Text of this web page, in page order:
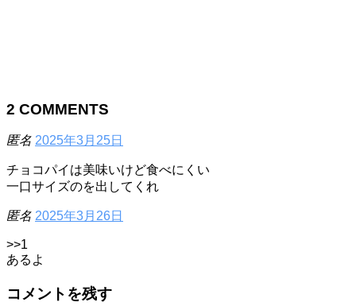
2 COMMENTS
匿名 2025年3月25日
チョコパイは美味いけど食べにくい
一口サイズのを出してくれ
匿名 2025年3月26日
>>1
あるよ
コメントを残す